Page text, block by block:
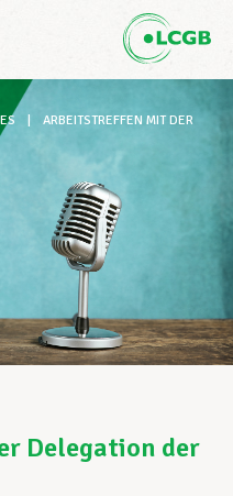
ARBEITSTREFFEN MIT DER
Delegation der